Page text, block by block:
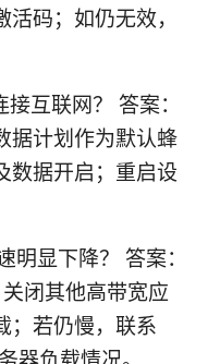
码；如仍无效，
互联网？ 答案：
据计划作为默认蜂
数据开启；重启设
明显下降？ 答案：
闭其他高带宽应
；若仍慢，联系